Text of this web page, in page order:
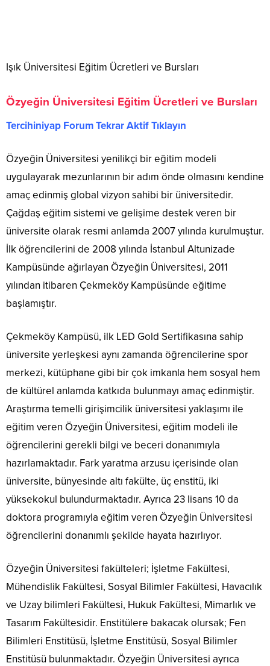
Işık Üniversitesi Eğitim Ücretleri ve Bursları
Özyeğin Üniversitesi Eğitim Ücretleri ve Bursları
Tercihiniyap Forum Tekrar Aktif Tıklayın
Özyeğin Üniversitesi yenilikçi bir eğitim modeli
uygulayarak mezunlarının bir adım önde olmasını kendine
amaç edinmiş global vizyon sahibi bir üniversitedir.
Çağdaş eğitim sistemi ve gelişime destek veren bir
üniversite olarak resmi anlamda 2007 yılında kurulmuştur.
İlk öğrencilerini de 2008 yılında İstanbul Altunizade
Kampüsünde ağırlayan Özyeğin Üniversitesi, 2011
yılından itibaren Çekmeköy Kampüsünde eğitime
başlamıştır.
Çekmeköy Kampüsü, ilk LED Gold Sertifikasına sahip
üniversite yerleşkesi aynı zamanda öğrencilerine spor
merkezi, kütüphane gibi bir çok imkanla hem sosyal hem
de kültürel anlamda katkıda bulunmayı amaç edinmiştir.
Araştırma temelli girişimcilik üniversitesi yaklaşımı ile
eğitim veren Özyeğin Üniversitesi, eğitim modeli ile
öğrencilerini gerekli bilgi ve beceri donanımıyla
hazırlamaktadır. Fark yaratma arzusu içerisinde olan
üniversite, bünyesinde altı fakülte, üç enstitü, iki
yüksekokul bulundurmaktadır. Ayrıca 23 lisans 10 da
doktora programıyla eğitim veren Özyeğin Üniversitesi
öğrencilerini donanımlı şekilde hayata hazırlıyor.
Özyeğin Üniversitesi fakülteleri; İşletme Fakültesi,
Mühendislik Fakültesi, Sosyal Bilimler Fakültesi, Havacılık
ve Uzay bilimleri Fakültesi, Hukuk Fakültesi, Mimarlık ve
Tasarım Fakültesidir. Enstitülere bakacak olursak; Fen
Bilimleri Enstitüsü, İşletme Enstitüsü, Sosyal Bilimler
Enstitüsü bulunmaktadır. Özyeğin Üniversitesi ayrıca